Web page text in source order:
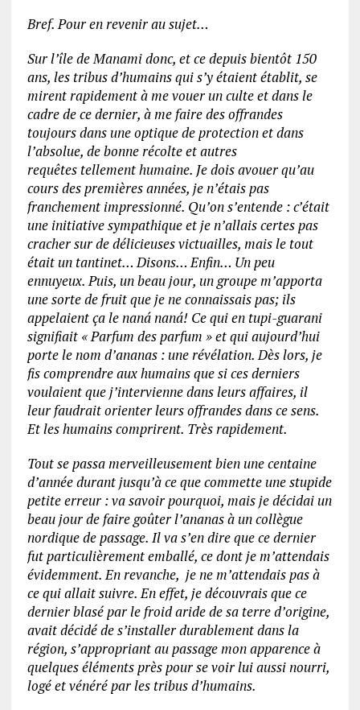
Bref. Pour en revenir au sujet…
Sur l’île de Manami donc, et ce depuis bientôt 150
ans, les tribus d’humains qui s’y étaient établit, se
mirent rapidement à me vouer un culte et dans le
cadre de ce dernier, à me faire des offrandes
toujours dans une optique de protection et dans
l’absolue, de bonne récolte et autres
requêtes tellement humaine. Je dois avouer qu’au
cours des premières années, je n’étais pas
franchement impressionné. Qu’on s’entende : c’était
une initiative sympathique et je n’allais certes pas
cracher sur de délicieuses victuailles, mais le tout
était un tantinet… Disons… Enfin… Un peu
ennuyeux. Puis, un beau jour, un groupe m’apporta
une sorte de fruit que je ne connaissais pas; ils
appelaient ça le naná naná! Ce qui en tupi-guarani
signifiait « Parfum des parfum » et qui aujourd’hui
porte le nom d’ananas : une révélation. Dès lors, je
fis comprendre aux humains que si ces derniers
voulaient que j’intervienne dans leurs affaires, il
leur faudrait orienter leurs offrandes dans ce sens.
Et les humains comprirent. Très rapidement.
Tout se passa merveilleusement bien une centaine
d’année durant jusqu’à ce que commette une stupide
petite erreur : va savoir pourquoi, mais je décidai un
beau jour de faire goûter l’ananas à un collègue
nordique de passage. Il va s’en dire que ce dernier
fut particulièrement emballé, ce dont je m’attendais
évidemment. En revanche, je ne m’attendais pas à
ce qui allait suivre. En effet, je découvrais que ce
dernier blasé par le froid aride de sa terre d’origine,
avait décidé de s’installer durablement dans la
région, s’appropriant au passage mon apparence à
quelques éléments près pour se voir lui aussi nourri,
logé et vénéré par les tribus d’humains.